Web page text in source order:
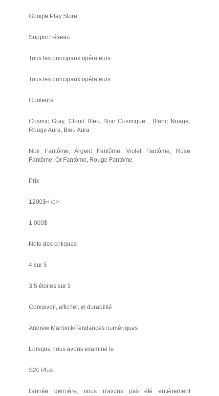
Google Play Store
Support réseau
Tous les principaux opérateurs
Tous les principaux opérateurs
Couleurs
Cosmic Gray, Cloud Bleu, Noir Cosmique , Blanc Nuage,
Rouge Aura, Bleu Aura
Noir Fantôme, Argent Fantôme, Violet Fantôme, Rose
Fantôme, Or Fantôme, Rouge Fantôme
Prix
1200$< /p>
1 000$
Note des critiques
4 sur 5
3,5 étoiles sur 5
Concevoir, afficher, et durabilité
Andrew Martonik/Tendances numériques
Lorsque nous avons examiné le
S20 Plus
l'année dernière, nous n'avons pas été entièrement